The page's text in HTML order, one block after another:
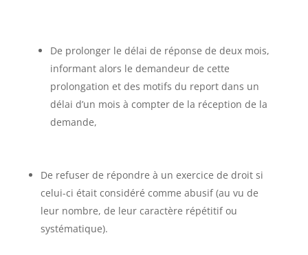
De prolonger le délai de réponse de deux mois,
informant alors le demandeur de cette
prolongation et des motifs du report dans un
délai d’un mois à compter de la réception de la
demande,
De refuser de répondre à un exercice de droit si
celui-ci était considéré comme abusif (au vu de
leur nombre, de leur caractère répétitif ou
systématique).